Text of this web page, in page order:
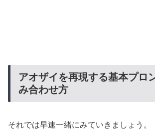
アオザイを再現する基本プロ
み合わせ方
それでは早速一緒にみていきましょう。